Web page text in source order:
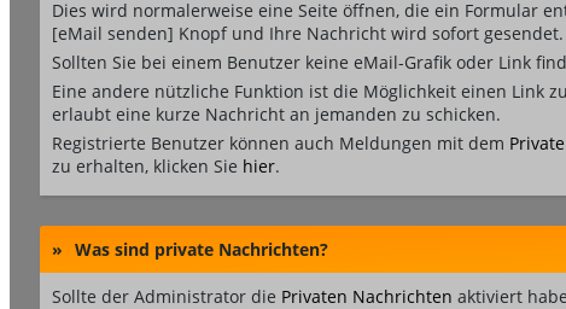
Dies wird normalerweise eine Seite öffnen, die ein Formular
[eMail senden] Knopf und Ihre Nachricht wird sofort
Sollten Sie bei einem Benutzer keine eMail-Grafik oder Link
Eine andere nützliche Funktion ist die Möglichkeit einen Link
erlaubt eine kurze Nachricht an jemanden zu schicken.
Registrierte Benutzer können auch Meldungen mit dem
zu erhalten, klicken Sie hier.
» Was sind private Nachrichten?
Sollte der Administrator die Privaten Nachrichten aktiviert